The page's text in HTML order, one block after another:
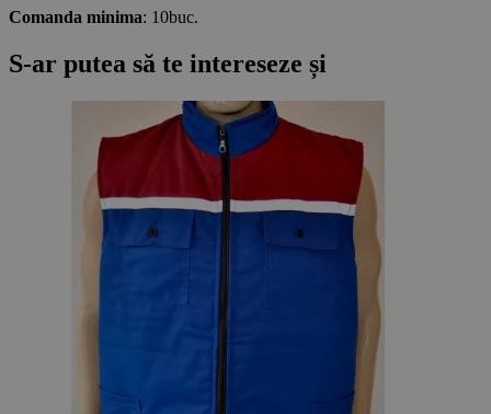
Comanda minima: 10buc.
S-ar putea să te intereseze și